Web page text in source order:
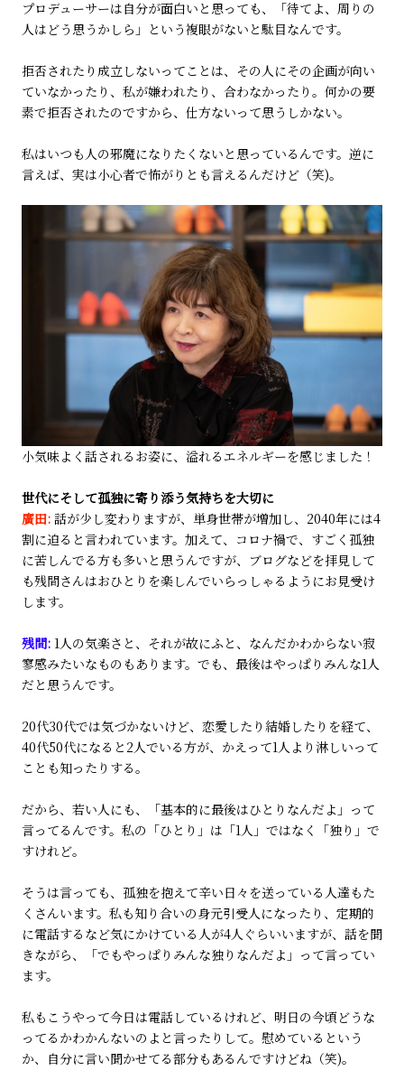
プロデューサーは自分が面白いと思っても、「待てよ、周りの
人はどう思うかしら」という複眼がないと駄目なんです。
拒否されたり成立しないってことは、その人にその企画が向い
ていなかったり、私が嫌われたり、合わなかったり。何かの要
素で拒否されたのですから、仕方ないって思うしかない。
私はいつも人の邪魔になりたくないと思っているんです。逆に
言えば、実は小心者で怖がりとも言えるんだけど（笑)。
小気味よく話されるお姿に、溢れるエネルギーを感じました！
世代にそして孤独に寄り添う気持ちを大切に
廣田: 話が少し変わりますが、単身世帯が増加し、2040年には4
割に迫ると言われています。加えて、コロナ禍で、すごく孤独
に苦しんでる方も多いと思うんですが、ブログなどを拝見して
も残間さんはおひとりを楽しんでいらっしゃるようにお見受け
します。
残間: 1人の気楽さと、それが故にふと、なんだかわからない寂
寥感みたいなものもあります。でも、最後はやっぱりみんな1人
だと思うんです。
20代30代では気づかないけど、恋愛したり結婚したりを経て、
40代50代になると2人でいる方が、かえって1人より淋しいって
ことも知ったりする。
だから、若い人にも、「基本的に最後はひとりなんだよ」って
言ってるんです。私の「ひとり」は「1人」ではなく「独り」で
すけれど。
そうは言っても、孤独を抱えて辛い日々を送っている人達もた
くさんいます。私も知り合いの身元引受人になったり、定期的
に電話するなど気にかけている人が4人ぐらいいますが、話を聞
きながら、「でもやっぱりみんな独りなんだよ」って言ってい
ます。
私もこうやって今日は電話しているけれど、明日の今頃どうな
ってるかわかんないのよと言ったりして。慰めているという
か、自分に言い聞かせてる部分もあるんですけどね（笑)。